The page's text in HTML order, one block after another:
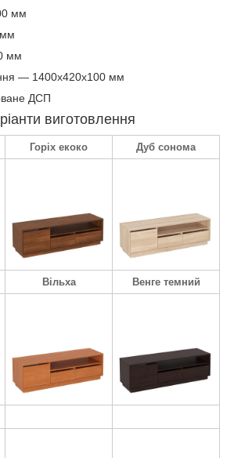
мм
мм
— 1400х420х100 мм
ДСП
виготовлення
Горіх екоко Дуб сонома
Вільха Венге темний